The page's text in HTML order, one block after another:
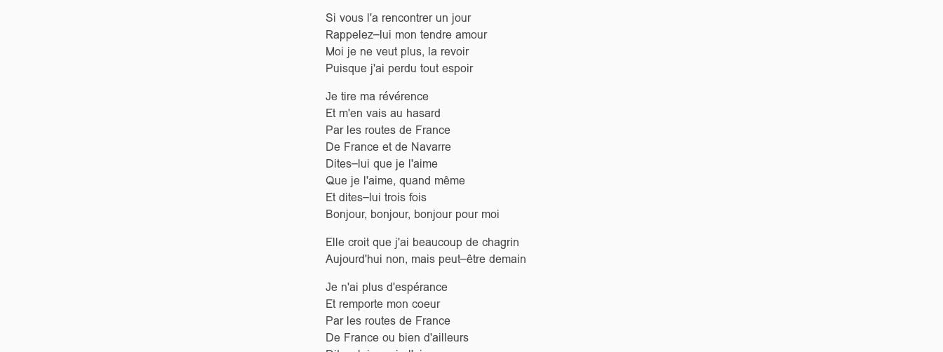
Si vous l'a rencontrer un jour
Rappelez–lui mon tendre amour
Moi je ne veut plus, la revoir
Puisque j'ai perdu tout espoir
Je tire ma révérence
Et m'en vais au hasard
Par les routes de France
De France et de Navarre
Dites–lui que je l'aime
Que je l'aime, quand même
Et dites–lui trois fois
Bonjour, bonjour, bonjour pour moi
Elle croit que j'ai beaucoup de chagrin
Aujourd'hui non, mais peut–être demain
Je n'ai plus d'espérance
Et remporte mon coeur
Par les routes de France
De France ou bien d'ailleurs